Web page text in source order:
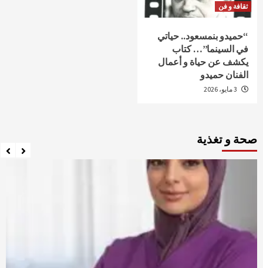
ثقافة و فن
“حميدو بنمسعود.. حياتي
في السينما”… كتاب
يكشف عن حياة و أعمال
الفنان حميدو
صحة و تغذية